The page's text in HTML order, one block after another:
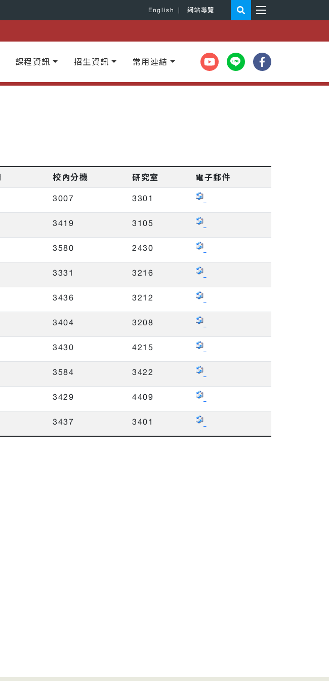
English 網站導覽
課程資訊 招生資訊 常用連結
校內分機 研究室 電子郵件
3007 3301
3419 3105
3580 2430
3331 3216
3436 3212
3404 3208
3430 4215
3584 3422
3429 4409
3437 3401